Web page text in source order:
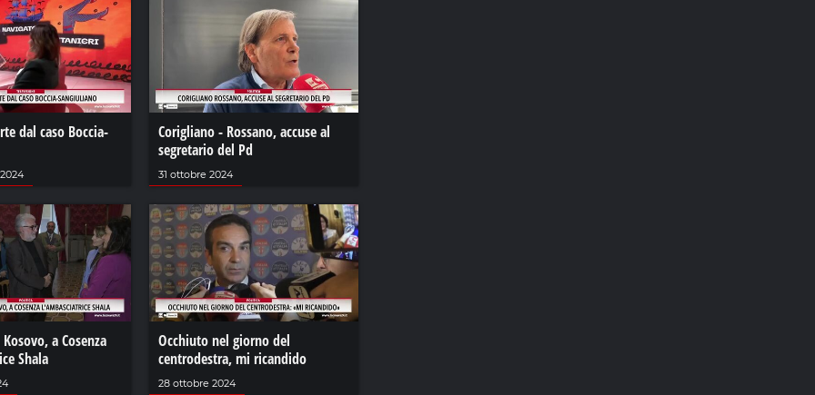
dal caso Boccia-
Corigliano - Rossano, accuse al
segretario del Pd
31 ottobre 2024
a Cosenza
Shala
Occhiuto nel giorno del
centrodestra, mi ricandido
28 ottobre 2024